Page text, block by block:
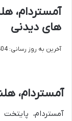
آمستردام،
های دیدنی
آخرین به روز رسانی: 13/08/1404
آمستردام،
آمستردام،